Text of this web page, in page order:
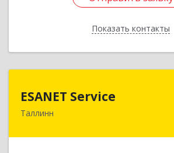
Показать контакты
Назад
ESANET Serviсe
Таллинн